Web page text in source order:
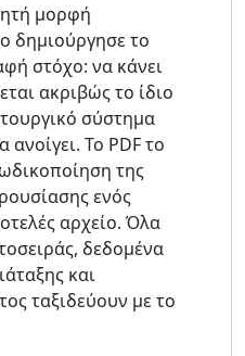
μορφή
δημιούργησε το
στόχο: να κάνει
ακριβώς το ίδιο
σύστημα
Το PDF το
της
ενός
αρχείο. Όλα
δεδομένα
και
ταξιδεύουν με το